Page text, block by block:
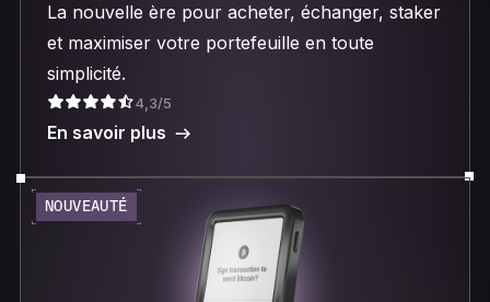
La nouvelle ère pour acheter, échanger, staker
et maximiser votre portefeuille en toute
simplicité.
4,3/5
En savoir plus
NOUVEAUTÉ